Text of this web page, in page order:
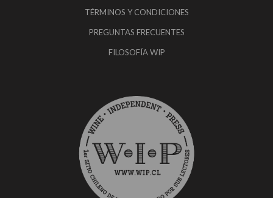
TÉRMINOS Y CONDICIONES
PREGUNTAS FRECUENTES
FILOSOFÍA WIP